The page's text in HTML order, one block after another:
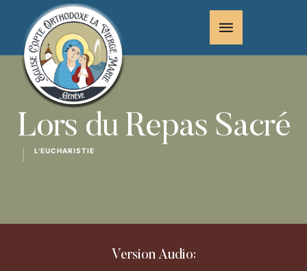
Lors du Repas Sacré
L'EUCHARISTIE
Version Audio: